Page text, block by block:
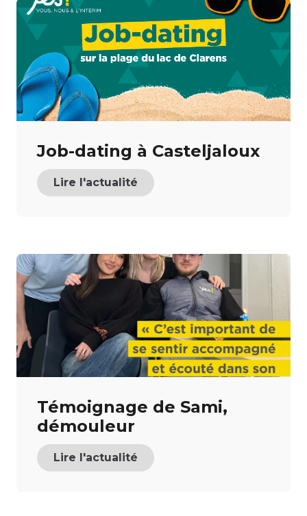
Job-dating à Casteljaloux
Lire l'actualité
Témoignage de Sami,
démouleur
Lire l'actualité